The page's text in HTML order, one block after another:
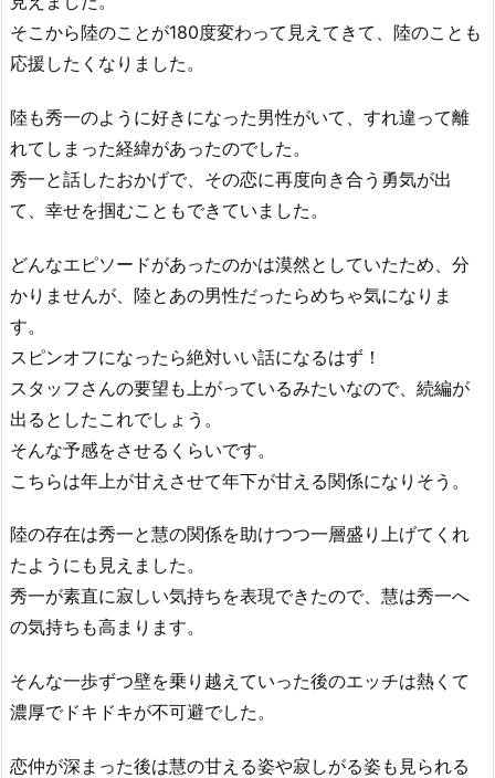
そこから陸のことが180度変わって見えてきて、陸のことも
応援したくなりました。
陸も秀一のように好きになった男性がいて、すれ違って離
れてしまった経緯があったのでした。
秀一と話したおかげで、その恋に再度向き合う勇気が出
て、幸せを掴むこともできていました。
どんなエピソードがあったのかは漠然としていたため、分
かりませんが、陸とあの男性だったらめちゃ気になりま
す。
スピンオフになったら絶対いい話になるはず！
スタッフさんの要望も上がっているみたいなので、続編が
出るとしたこれでしょう。
そんな予感をさせるくらいです。
こちらは年上が甘えさせて年下が甘える関係になりそう。
陸の存在は秀一と慧の関係を助けつつ一層盛り上げてくれ
たようにも見えました。
秀一が素直に寂しい気持ちを表現できたので、慧は秀一へ
の気持ちも高まります。
そんな一歩ずつ壁を乗り越えていった後のエッチは熱くて
濃厚でドキドキが不可避でした。
恋仲が深まった後は慧の甘える姿や寂しがる姿も見られる